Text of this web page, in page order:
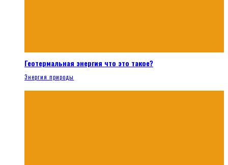
Геотермальная энергия что это такое?
Энергия природы